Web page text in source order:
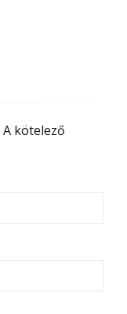
A kötelező